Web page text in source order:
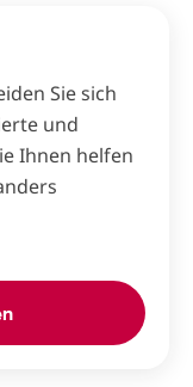
Sie sich
und
Ihnen helfen